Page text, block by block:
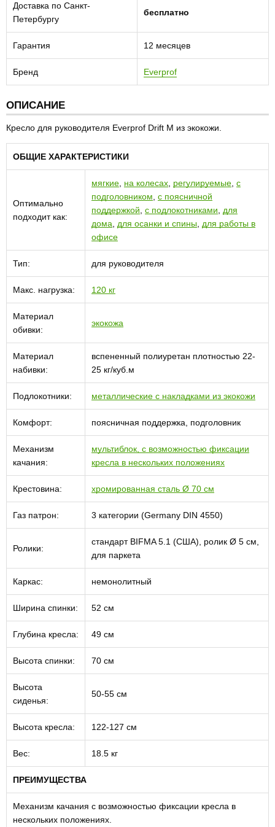
Доставка по Санкт-
Петербургу
бесплатно
Гарантия 12 месяцев
Бренд Everprof
ОПИСАНИЕ
Кресло для руководителя Everprof Drift M из экокожи.
ОБЩИЕ ХАРАКТЕРИСТИКИ
Оптимально
подходит как:
мягкие на колесах регулируемые с
подголовником с поясничной
поддержкой с подлокотниками
для
дома
для осанки и спины для работы в
офисе
Тип: для руководителя
Макс. нагрузка: 120 кг
Материал
обивки:
экокожа
Материал
набивки:
вспененный полиуретан плотностью 22-
25 кг/куб.м
Подлокотники: металлические с накладками из экокожи
Комфорт: поясничная поддержка, подголовник
Механизм
качания:
мультиблок, с возможностью фиксации
кресла в нескольких положениях
Крестовина: хромированная сталь Ø 70 см
Газ патрон: 3 категории (Germany DIN 4550)
Ролики:
стандарт BIFMA 5.1 (США), ролик Ø 5 см,
для паркета
Каркас: немонолитный
Ширина спинки: 52 см
Глубина кресла: 49 см
Высота спинки: 70 см
Высота
сиденья:
50-55 см
Высота кресла: 122-127 см
Вес: 18.5 кг
ПРЕИМУЩЕСТВА
Механизм качания с возможностью фиксации кресла в
нескольких положениях.